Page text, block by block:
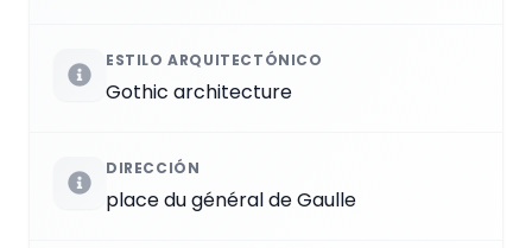
ESTILO ARQUITECTÓNICO
Gothic architecture
DIRECCIÓN
place du général de Gaulle